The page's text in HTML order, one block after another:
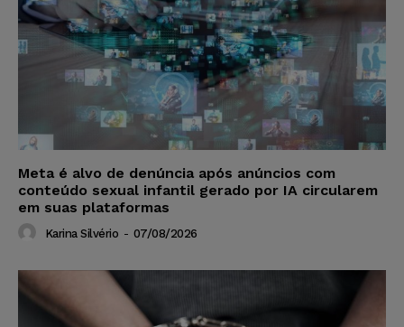
Meta é alvo de denúncia após anúncios com
conteúdo sexual infantil gerado por IA circularem
em suas plataformas
Karina Silvério - 07/08/2026